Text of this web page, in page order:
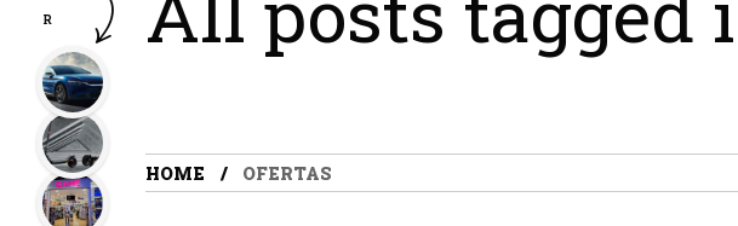
HOME OFERTAS
R